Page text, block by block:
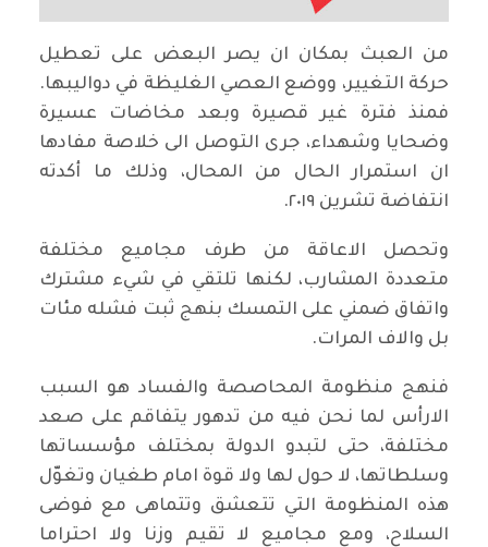
من العبث بمكان ان يصر البعض على تعطيل
حركة التغيير، ووضع العصي الغليظة في دواليبها.
فمنذ فترة غير قصيرة وبعد مخاضات عسيرة
وضحايا وشهداء، جرى التوصل الى خلاصة مفادها
ان استمرار الحال من المحال، وذلك ما أكدته
انتفاضة تشرين ٢٠١٩.
وتحصل الاعاقة من طرف مجاميع مختلفة
متعددة المشارب، لكنها تلتقي في شيء مشترك
واتفاق ضمني على التمسك بنهج ثبت فشله مئات
بل والاف المرات.
فنهج منظومة المحاصصة والفساد هو السبب
الارأس لما نحن فيه من تدهور يتفاقم على صعد
مختلفة، حتى لتبدو الدولة بمختلف مؤسساتها
وسلطاتها، لا حول لها ولا قوة امام طغيان وتغوّل
هذه المنظومة التي تتعشق وتتماهى مع فوضى
السلاح، ومع مجاميع لا تقيم وزنا ولا احتراما